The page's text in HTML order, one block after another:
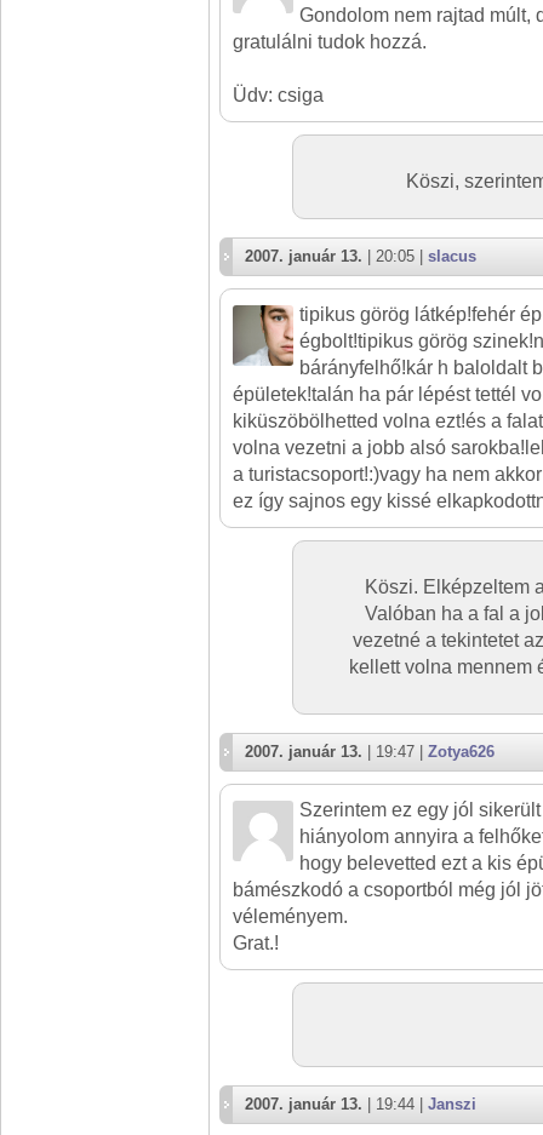
Gondolom nem rajtad múlt,
gratulálni tudok hozzá.
Üdv: csiga
Köszi,
2007. január 13. | 20:05 | slacus
tipikus görög látkép!fehér
égbolt!tipikus görög
bárányfelhő!kár h baloldalt
épületek!talán ha pár lépést tettél
kiküszöbölhetted volna ezt!és a
volna vezetni a jobb alsó
a turistacsoport!:)vagy ha nem
ez így sajnos egy kissé
Köszi. Elképzeltem
Valóban ha a fal a
vezetné a tekintetet
kellett volna mennem
2007. január 13. | 19:47 | Zotya626
Szerintem ez egy jól
hiányolom annyira a
hogy belevetted ezt a kis
bámészkodó a csoportból még jól
véleményem.
Grat.!
2007. január 13. | 19:44 | Janszi